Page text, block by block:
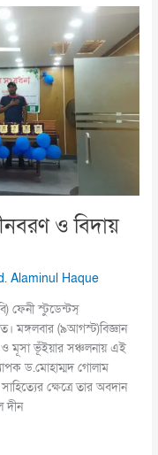
ও বিদায়
Alaminul Haque
ফেনী স্টুডেন্টস্
মঙ্গলবার (৯আগস্ট)বিজ্ঞান
মূসা ভূঁইয়ার সঞ্চলনায় এই
ড.মোহাম্মদ গোলাম
ক্ষেত্রে তার অবদান
দীন